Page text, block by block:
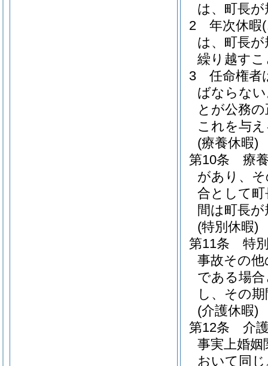
は、町長
2
年次休暇
は、町長
繰り越す
3
任命権者
ばならな
とが公務
これを与
(療養休暇)
第10条
療
があり、
合として
間は町長
(特別休暇)
第11条
特
事故その
である場
し、その
(介護休暇)
第12条
介
事実上婚
おいて同じ